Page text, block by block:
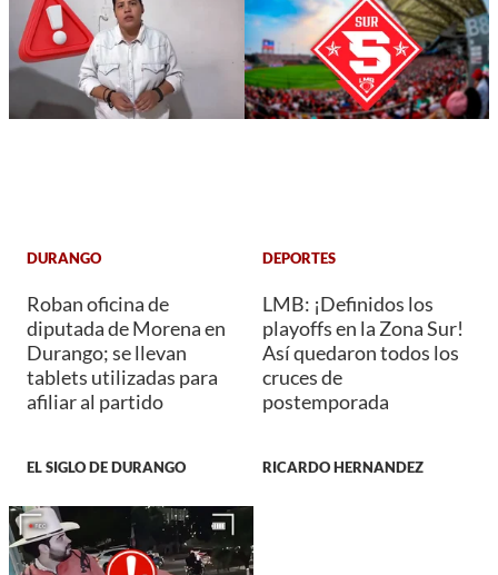
DURANGO
Roban oficina de
diputada de Morena en
Durango; se llevan
tablets utilizadas para
afiliar al partido
EL SIGLO DE DURANGO
DEPORTES
LMB: ¡Definidos los
playoffs en la Zona Sur!
Así quedaron todos los
cruces de
postemporada
RICARDO HERNANDEZ